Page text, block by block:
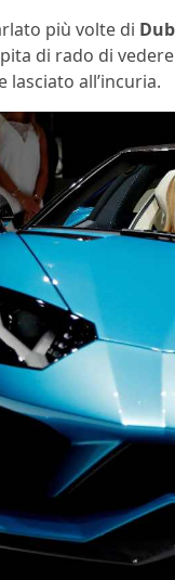
più volte di
di rado di
lasciato all’incuria.